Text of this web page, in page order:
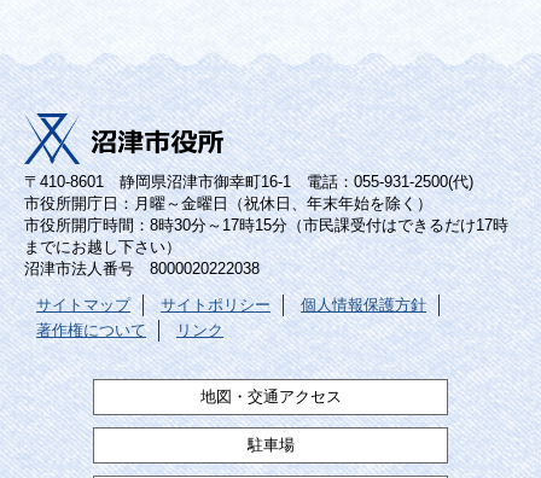
〒410-8601 静岡県沼津市御幸町16-1 電話：055-931-2500(代)
市役所開庁日：月曜～金曜日（祝休日、年末年始を除く）
市役所開庁時間：8時30分～17時15分（市民課受付はできるだけ17時
までにお越し下さい）
沼津市法人番号 8000020222038
サイトマップ サイトポリシー
個人情報保護方針
著作権について
リンク
地図・交通アクセス
駐車場